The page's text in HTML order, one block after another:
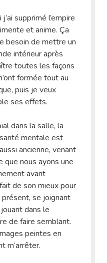
supprimé l’empire
et anime. Ça
besoin de mettre un
intérieur après
toutes les façons
formée tout au
puis je veux
ses effets.
dans la salle, la
mentale est
ancienne, venant
que nous ayons une
avant
de son mieux pour
présent, se joignant
dans le
de faire semblant.
peintes en
m’arrêter.